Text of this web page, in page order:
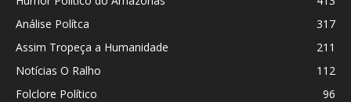
Análise Polítca
317
Assim Tropeça a Humanidade
211
Notícias O Ralho
112
Folclore Político
96